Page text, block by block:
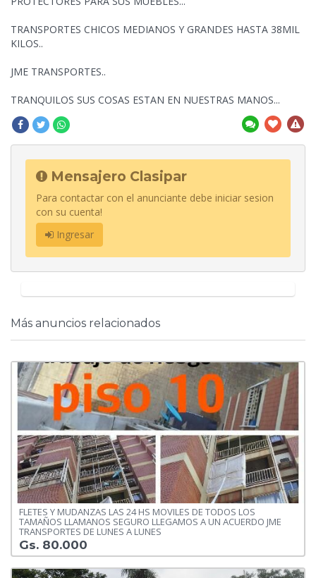
TRANSPORTES CHICOS MEDIANOS Y GRANDES HASTA 38MIL
KILOS..
JME TRANSPORTES..
TRANQUILOS SUS COSAS ESTAN EN NUESTRAS MANOS...
Mensajero Clasipar
Para contactar con el anunciante debe iniciar sesion
con su cuenta!
Ingresar
Más anuncios relacionados
FLETES Y MUDANZAS LAS 24 HS MOVILES DE TODOS LOS
TAMAÑOS LLAMANOS SEGURO LLEGAMOS A UN ACUERDO JME
TRANSPORTES DE LUNES A LUNES
Gs. 80.000